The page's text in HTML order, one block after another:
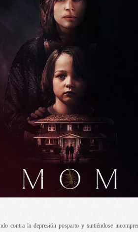
contra la depresión posparto y sintiéndose